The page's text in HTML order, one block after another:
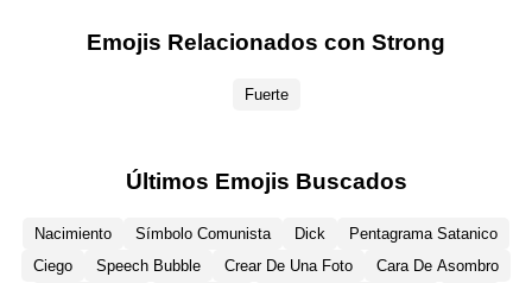
Emojis Relacionados con Strong
Fuerte
Últimos Emojis Buscados
Nacimiento Símbolo Comunista Dick
Pentagrama Satanico
Ciego
Speech Bubble Crear De Una Foto
Cara De Asombro